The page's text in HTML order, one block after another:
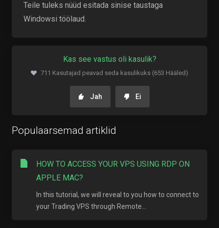
Teile tuleks nüüd esitada sinise taustaga
Windowsi töölaud.
Kas see vastus oli kasulik?
711 Kasutajad peavad seda kasulikuks (653 Hääled)
Jah Ei
Populaarsemad artiklid
HOW TO ACCESS YOUR VPS USING RDP ON
APPLE MAC?
In this tutorial, we will reveal to you how to connect to
your Trading VPS through Remote...